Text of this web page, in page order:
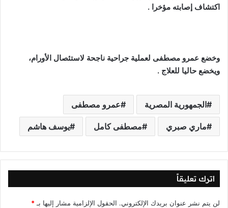
اكتشاف إصابته مؤخرا .
وخضع عمرو مصطفى لعملية جراحية ناجحة لاستئصال الأورام،
ويخضع حاليا للعلاج .
الجمهورية المصرية عمرو مصطفى
ماري صبري مصطفى كامل يوسف هاشم
اترك تعليقاً
لن يتم نشر عنوان بريدك الإلكتروني. الحقول الإلزامية مشار إليها بـ *